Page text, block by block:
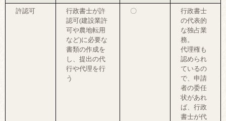
許認可
行政書士が許
認可(建設業許
可や農地転用
など)に必要な
書類の作成を
し、提出の代
行や代理を行
う
〇
行政書士
の代表的
な独占業
務。
代理権も
認められ
ているの
で、申請
者の委任
状があれ
ば、行政
書士が代